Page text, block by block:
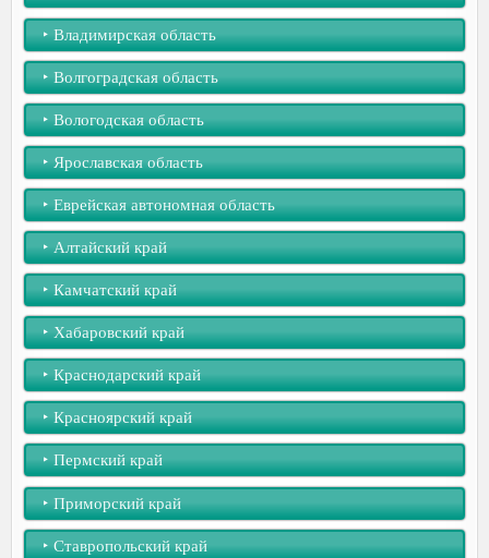
‣︎ Владимирская область
‣︎ Волгоградская область
‣︎ Вологодская область
‣︎ Ярославская область
‣︎ Еврейская автономная область
‣︎ Алтайский край
‣︎ Камчатский край
‣︎ Хабаровский край
‣︎ Краснодарский край
‣︎ Красноярский край
‣︎ Пермский край
‣︎ Приморский край
‣︎ Ставропольский край